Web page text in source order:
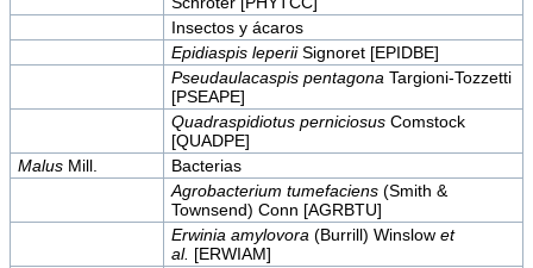
Insectos y ácaros
Epidiaspis leperiiSignoret [EPIDBE]
Pseudaulacaspis pentagona Targioni-Tozzetti
[PSEAPE]
Quadraspidiotus perniciosusComstock
[QUADPE]
MalusMill.
Bacterias
Agrobacterium tumefaciens(Smith &
Townsend) Conn [AGRBTU]
Erwinia amylovora (Burrill) Winslow et
al. [ERWIAM]